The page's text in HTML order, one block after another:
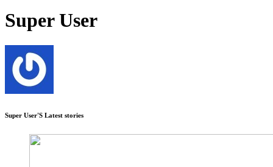
Super User
Super User'S Latest stories